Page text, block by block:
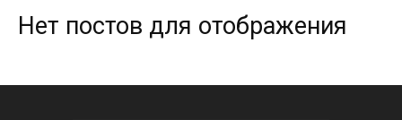
Нет постов для отображения